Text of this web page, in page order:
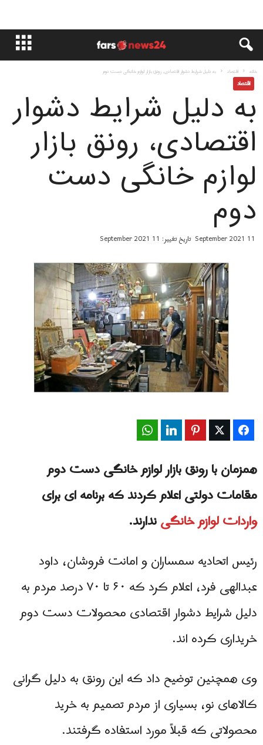
خانه اقتصاد به دلیل شرایط دشوار اقتصادی، رونق بازار لوازم خانگی دست دوم
اقتصاد
به دلیل شرایط دشوار
اقتصادی، رونق بازار
لوازم خانگی دست
دوم
11 September 2021 تاریخ تغییر: 11 September 2021
Facebook
Twitter
Pinterest
LinkedIn
همزمان با رونق بازار لوازم خانگی دست دوم
مقامات دولتی اعلام کردند که برنامه‌ ای برای
واردات لوازم خانگیندارند.
رئیس اتحادیه سمساران و امانت فروشان، داود
عبدالهی فرد، اعلام کرد که ۶۰ تا ۷۰ درصد مردم به
دلیل شرایط دشوار اقتصادی محصولات دست دوم
خریداری کرده اند.
وی همچنین توضیح داد که این رونق به دلیل گرانی
کالاهای نو، بسیاری از مردم تصمیم به خرید
محصولاتی که قبلاً مورد استفاده گرفتند.